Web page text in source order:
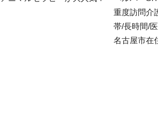
重度訪問介
帯/長時間/
名古屋市在